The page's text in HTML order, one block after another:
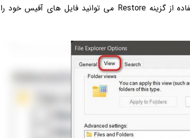
شخصی دارید در نتیجه با بررسی سطل زباله و استفاده از گزینه Restore می توانید فایل های آفیس خود را